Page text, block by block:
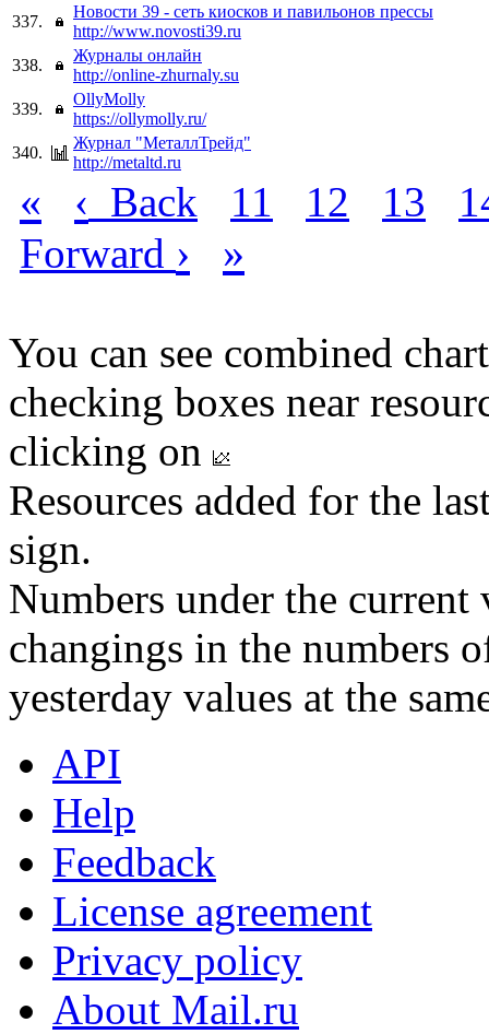
337.
Новости 39 - сеть киосков и павильонов прессы
http://www.novosti39.ru
338.
Журналы онлайн
http://online-zhurnaly.su
339.
OllyMolly
https://ollymolly.ru/
340.
Журнал "МеталлТрейд"
http://metaltd.ru
« ‹ Back 11 12 13
Forward › »
You can see combined
checking boxes near
clicking on
Resources added for the
sign.
Numbers under the
changings in the numbers
yesterday values at the
API
Help
Feedback
License agreement
Privacy policy
About Mail.ru